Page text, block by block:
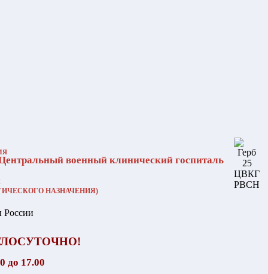
военный клинический госпиталь
НАЗНАЧЕНИЯ)
до 17.00